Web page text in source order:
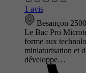
1 avis
Besançon
Le Bac Pro
forme aux
miniaturisation et
développe…